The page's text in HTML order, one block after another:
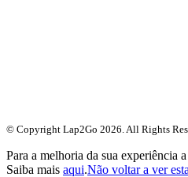
© Copyright Lap2Go 2026 . All Rights
Para a melhoria da sua experiência
Saiba mais aqui.Não voltar a ver